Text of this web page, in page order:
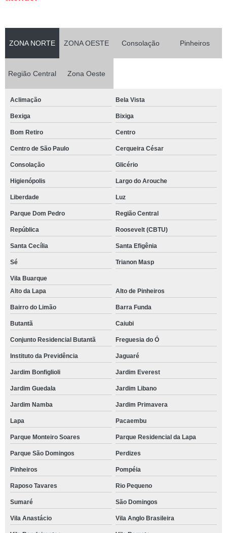
ZONA NORTE ZONA OESTE Consolação Pinheiros
Região Central Zona Oeste
Aclimação Bela Vista
Bexiga Bixiga
Bom Retiro Centro
Centro de São Paulo Cerqueira César
Consolação Glicério
Higienópolis Largo do Arouche
Liberdade Luz
Parque Dom Pedro Região Central
República Roosevelt (CBTU)
Santa Cecília Santa Efigênia
Sé Trianon Masp
Vila Buarque
Alto da Lapa
Alto de Pinheiros
Bairro do Limão Barra Funda
Butantã Caiubi
Conjunto Residencial Butantã Freguesia do Ó
Instituto da Previdência Jaguaré
Jardim Bonfiglioli Jardim Everest
Jardim Guedala Jardim Libano
Jardim Namba Jardim Primavera
Lapa Pacaembu
Parque Monteiro Soares Parque Residencial da Lapa
Parque São Domingos Perdizes
Pinheiros Pompéia
Raposo Tavares Rio Pequeno
Sumaré São Domingos
Vila Anastácio Vila Anglo Brasileira